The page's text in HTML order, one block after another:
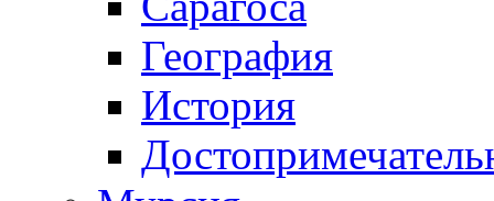
География
История